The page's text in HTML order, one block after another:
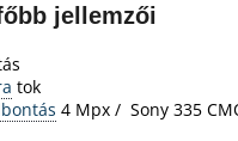
jellemzői
tok
4 Mpx / Sony 335